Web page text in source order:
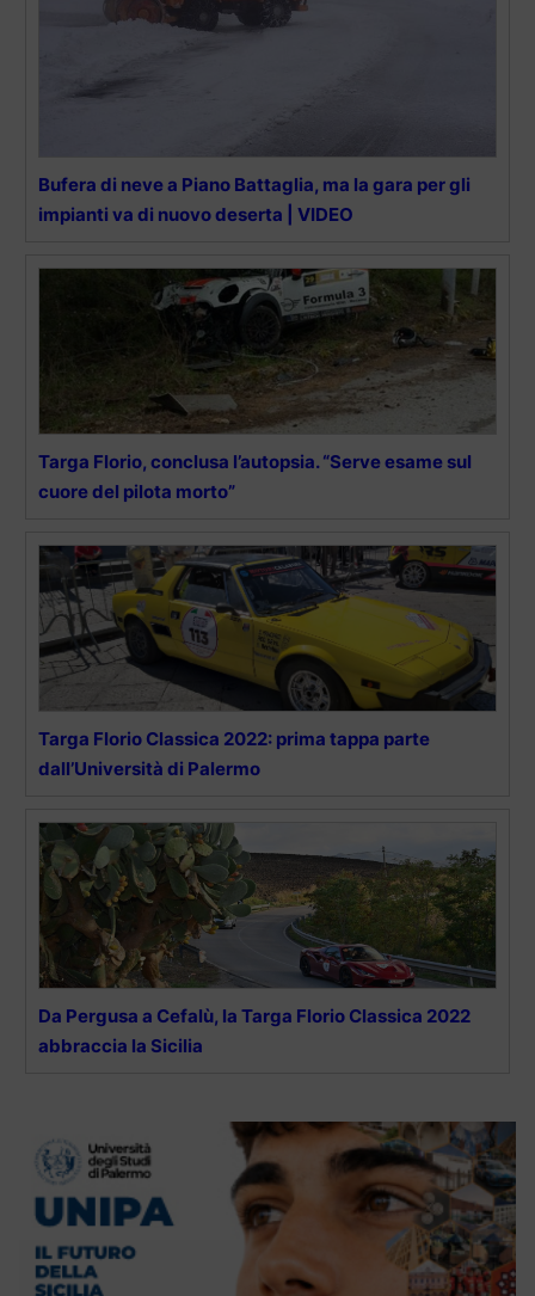
Bufera di neve a Piano Battaglia, ma la gara per gli
impianti va di nuovo deserta | VIDEO
Targa Florio, conclusa l’autopsia. “Serve esame sul
cuore del pilota morto”
Targa Florio Classica 2022: prima tappa parte
dall’Università di Palermo
Da Pergusa a Cefalù, la Targa Florio Classica 2022
abbraccia la Sicilia